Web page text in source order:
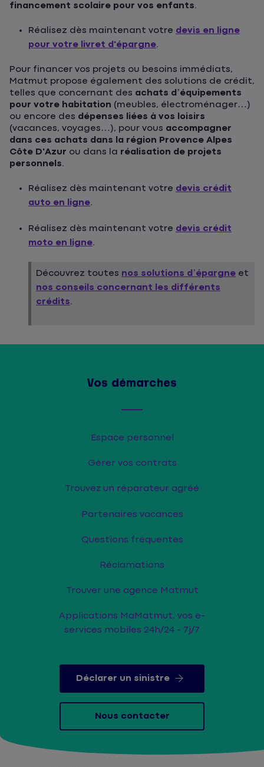
financement scolaire pour vos enfants.
Réalisez dès maintenant votre devis en ligne
pour votre livret d'épargne.
Pour financer vos projets ou besoins immédiats,
Matmut propose également des solutions de crédit,
telles que concernant des achats d’équipements
pour votre habitation (meubles, électroménager…)
ou encore des dépenses liées à vos loisirs
(vacances, voyages…), pour vous accompagner
dans ces achats dans la région Provence Alpes
Côte D'Azur ou dans la réalisation de projets
personnels.
Réalisez dès maintenant votre devis crédit
auto en ligne.
Réalisez dès maintenant votre devis crédit
moto en ligne.
Découvrez toutes nos solutions d’épargne et
nos conseils concernant les différents
crédits.
Vos démarches
Espace personnel
Gérer vos contrats
Trouvez un réparateur agréé
Partenaires vacances
Questions fréquentes
Réclamations
Trouver une agence Matmut
Applications MaMatmut, vos e-
services mobiles 24h/24 - 7j/7
Déclarer un sinistre
Nous contacter